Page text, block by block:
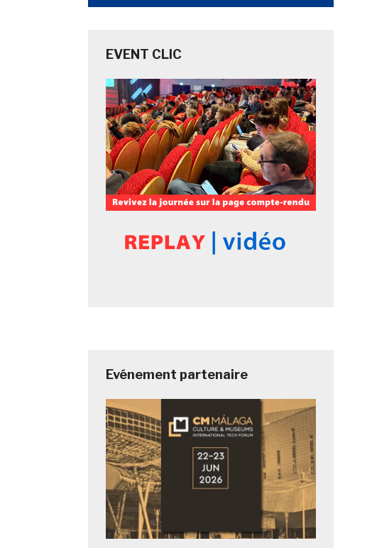
EVENT CLIC
Evénement partenaire